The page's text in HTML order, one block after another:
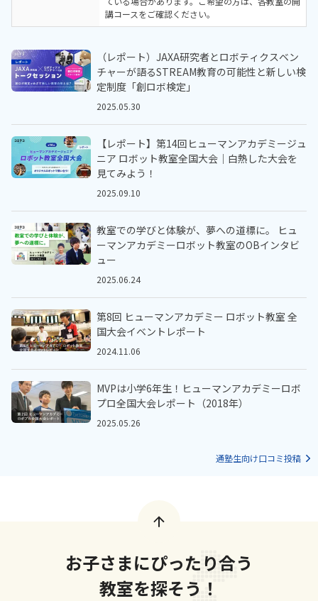
講コースをご確認ください。
（レポート）JAXA研究者とロボティクスベン
チャーが語るSTREAM教育の可能性と新しい検
定制度「創ロボ検定」
2025.05.30
【レポート】第14回ヒューマンアカデミージュ
ニア ロボット教室全国大会｜白熱した大会を
見てみよう！
2025.09.10
教室での学びと体験が、夢への道標に。 ヒュ
ーマンアカデミーロボット教室のOBインタビ
ュー
2025.06.24
第8回 ヒューマンアカデミー ロボット教室 全
国大会イベントレポート
2024.11.06
MVPは小学6年生！ヒューマンアカデミーロボ
プロ全国大会レポート（2018年）
2025.05.26
通塾生向け口コミ投稿
お子さまにぴったり合う
教室を探そう！